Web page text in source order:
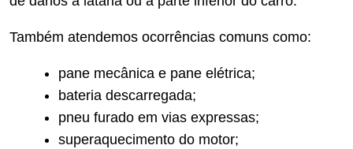
Também atendemos ocorrências comuns como:
pane mecânica e pane elétrica;
bateria descarregada;
pneu furado em vias expressas;
superaquecimento do motor;